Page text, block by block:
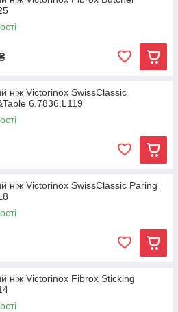
ніж Victorinox SwissClassic
6.7836.L119
ніж Victorinox SwissClassic Paring
ніж Victorinox Fibrox Sticking